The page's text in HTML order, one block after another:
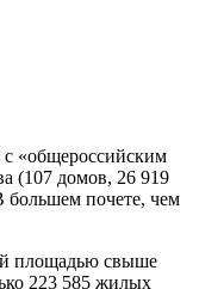
с «общероссийским
(107 домов, 26 919
большем почете, чем
площадью свыше
223 585 жилых